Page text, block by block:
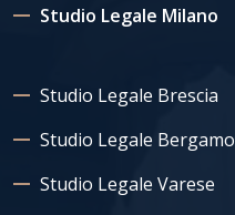
Studio Legale Milano
Studio Legale Brescia
Studio Legale Bergamo
Studio Legale Varese